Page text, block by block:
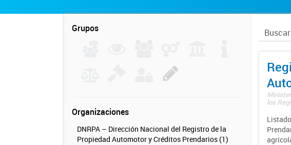
Grupos
Organizaciones
DNRPA – Dirección Nacional del Registro de la
Propiedad Automotor y Créditos Prendarios (1)
los